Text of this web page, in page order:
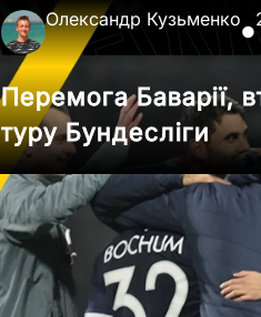
Олександр Кузьменко
●
Перемога Баварії,
туру Бундесліги